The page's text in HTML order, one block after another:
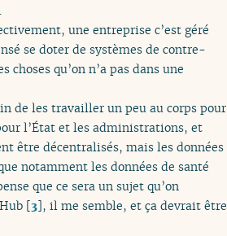
une entreprise c’est géré
se doter de systèmes de contre-
qu’on n’a pas dans une
de les travailler un peu au corps pour
l’État et les administrations, et
être décentralisés, mais les données
notamment les données de santé
que ce sera un sujet qu’on
[3], il me semble, et ça devrait être